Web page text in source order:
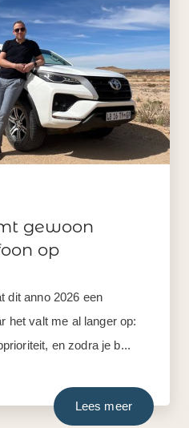
gewoon
op
dit anno 2026 een
het valt me al langer op:
en zodra je b...
Lees meer